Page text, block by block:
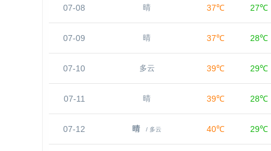
07-08 晴 37℃ 27℃
07-09 晴 37℃ 28℃
07-10 多云 39℃ 29℃
07-11 晴 39℃ 28℃
07-12 晴 / 多云 40℃ 29℃